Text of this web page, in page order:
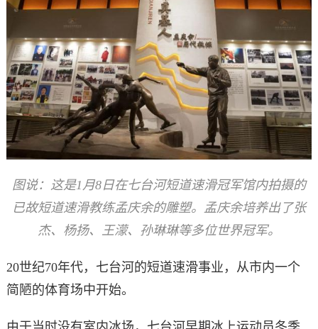
图说：这是1月8日在七台河短道速滑冠军馆内拍摄的
已故短道速滑教练孟庆余的雕塑。孟庆余培养出了张
杰、杨扬、王濛、孙琳琳等多位世界冠军。
20世纪70年代，七台河的短道速滑事业，从市内一个
简陋的体育场中开始。